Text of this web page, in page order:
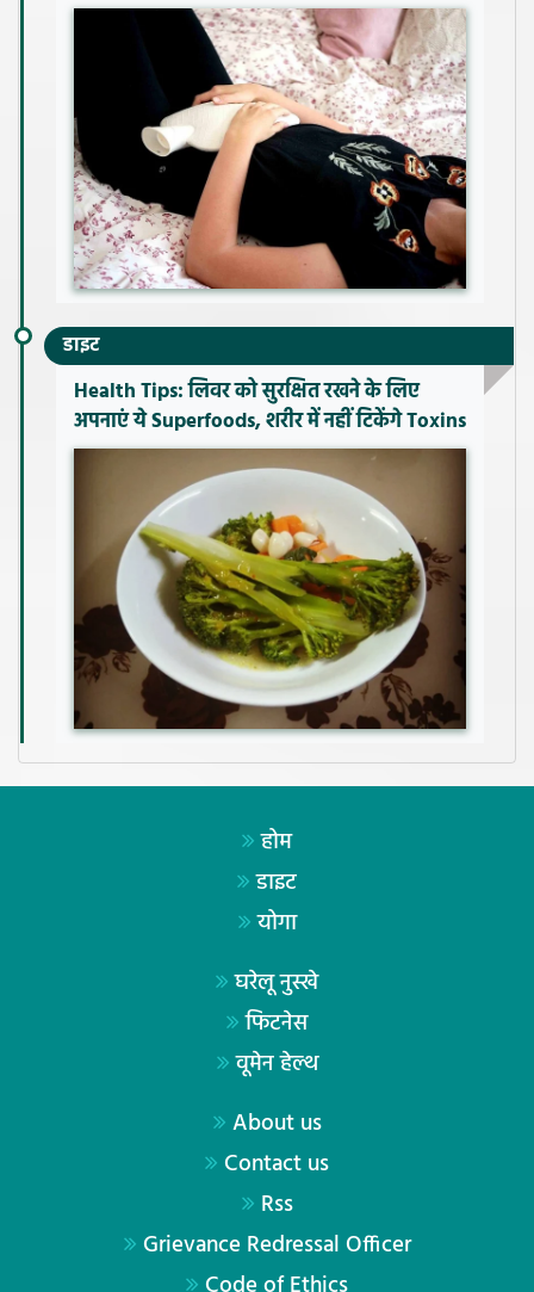
डाइट
Health Tips: लिवर को सुरक्षित रखने के लिए
अपनाएं ये Superfoods, शरीर में नहीं टिकेंगे Toxins
होम
डाइट
योगा
घरेलू नुस्खे
फिटनेस
वूमेन हेल्थ
About us
Contact us
Rss
Grievance Redressal Officer